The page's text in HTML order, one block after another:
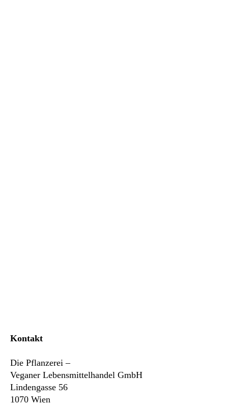
Kontakt
Die Pflanzerei –
Veganer Lebensmittelhandel GmbH
Lindengasse 56
1070 Wien